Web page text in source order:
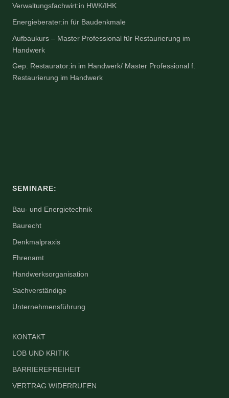
Verwaltungsfachwirt:in HWK/IHK
Energieberater:in für Baudenkmale
Aufbaukurs – Master Professional für Restaurierung im
Handwerk
Gep. Restaurator:in im Handwerk/ Master Professional f.
Restaurierung im Handwerk
SEMINARE:
Bau- und Energietechnik
Baurecht
Denkmalpraxis
Ehrenamt
Handwerksorganisation
Sachverständige
Unternehmensführung
KONTAKT
LOB UND KRITIK
BARRIEREFREIHEIT
VERTRAG WIDERRUFEN